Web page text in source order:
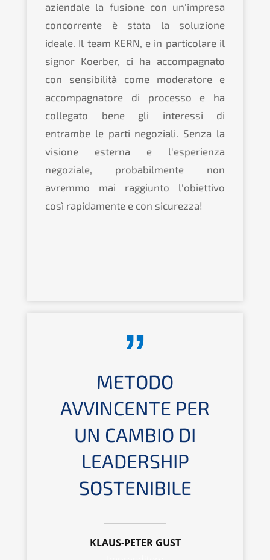
aziendale la fusione con un'impresa
concorrente è stata la soluzione
ideale. Il team KERN, e in particolare il
signor Koerber, ci ha accompagnato
con sensibilità come moderatore e
accompagnatore di processo e ha
collegato bene gli interessi di
entrambe le parti negoziali. Senza la
visione esterna e l'esperienza
negoziale, probabilmente non
avremmo mai raggiunto l'obiettivo
così rapidamente e con sicurezza!
METODO
AVVINCENTE PER
UN CAMBIO DI
LEADERSHIP
SOSTENIBILE
KLAUS-PETER GUST